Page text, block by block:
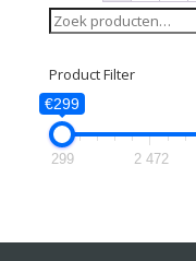
Zoeken
naar:
Product Filter
€299
299 2 472